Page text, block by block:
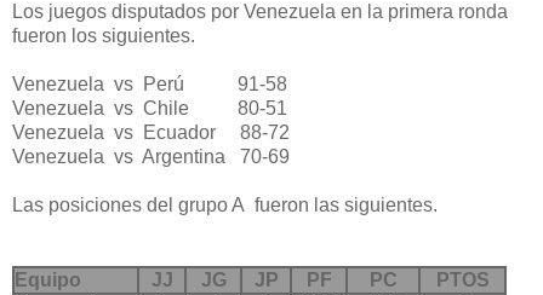
Los juegos disputados por Venezuela en la primera ronda
fueron los siguientes.
Venezuela vs Perú 91-58
Venezuela vs Chile 80-51
Venezuela vs Ecuador 88-72
Venezuela vs Argentina 70-69
Las posiciones del grupo A fueron las siguientes.
Equipo JJ JG JP PF PC
PTOS